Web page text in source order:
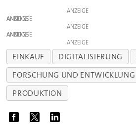
ANZEIGE
ANZEIGE
ANZEIGE
ANZEIGE
ANZEIGE
EINKAUF DIGITALISIERUNG
FORSCHUNG UND ENTWICKLUNG
PRODUKTION